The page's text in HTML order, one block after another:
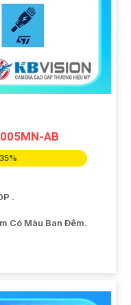
AB
.
Có Màu Ban Ðêm.